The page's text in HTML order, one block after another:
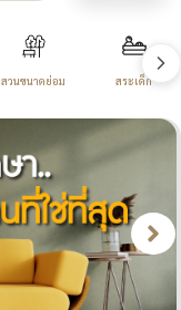
สวนขนาดย่อม สระเด็ก